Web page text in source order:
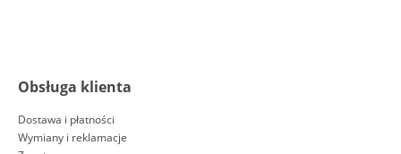
Obsługa klienta
Dostawa i płatności
Wymiany i reklamacje